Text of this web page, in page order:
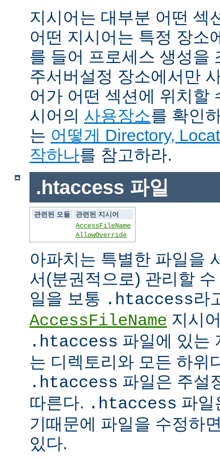
지시어는 대부분 어떤 섹
어떤 지시어는 특정 장소
를 들어 프로세스 생성을
주서버설정 장소에서만
어가 어떤 섹션에 위치할
시어의 사용장소를 확인
는 어떻게 Directory,
작하나를 참고하라.
.htaccess 파일
관련된 모듈
관련된 지시어
AccessFileName
AllowOverride
아파치는 특별한 파일을
서(분권적으로) 관리할
일을 보통 .htaccess라
AccessFileName 지시
.htaccess 파일에 있는
는 디렉토리와 모든 하위
.htaccess 파일은 주설
따른다. .htaccess 파일
기때문에 파일을 수정하
있다.